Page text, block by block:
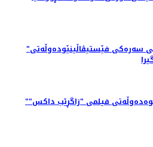
"ئەزموون" لە به‌شی پێشبڕکێی سه‌ره‌کی فێستیڤاڵینێوده‌وڵه‌تی
"نانی پیرۆز" لە فێستیڤاڵی نێوەدەوڵەتی فیلمی "زاگڕێب داکس"